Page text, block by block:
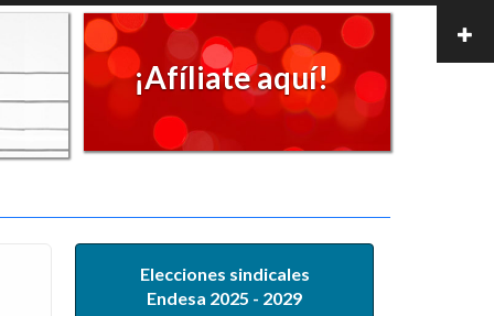
¡Afíliate aquí!
Elecciones sindicales
Endesa 2025 - 2029